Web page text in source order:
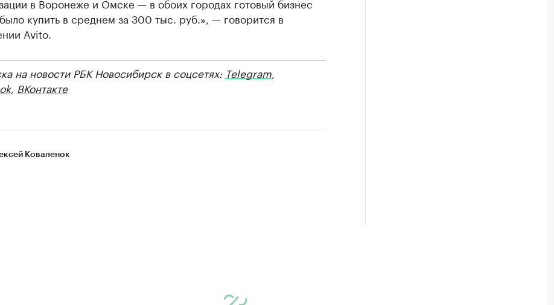
купить в среднем за 300 тыс. руб.», — говорится в
Avito.
на новости РБК Новосибирск в соцсетях: Telegram,
, ВКонтакте
Коваленок